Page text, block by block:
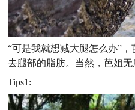
“可是我就想减大腿怎么办”
去腿部的脂肪。当然，芭姐无
Tips1: